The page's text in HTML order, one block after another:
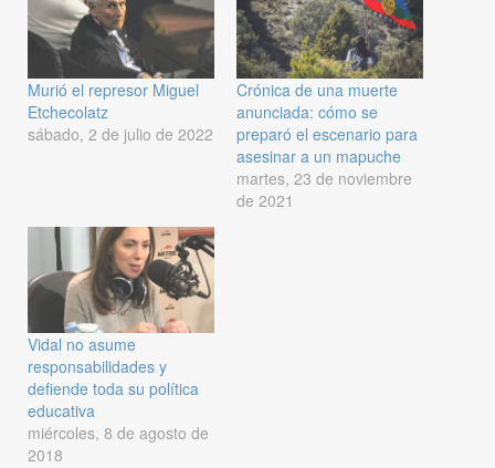
Murió el represor Miguel
Etchecolatz
sábado, 2 de julio de 2022
Crónica de una muerte
anunciada: cómo se
preparó el escenario para
asesinar a un mapuche
martes, 23 de noviembre
de 2021
Vidal no asume
responsabilidades y
defiende toda su política
educativa
miércoles, 8 de agosto de
2018